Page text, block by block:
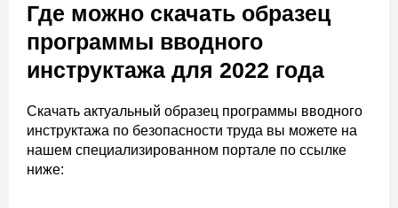
Где можно скачать образец
программы вводного
инструктажа для 2022 года
Скачать актуальный образец программы вводного
инструктажа по безопасности труда вы можете на
нашем специализированном портале по ссылке
ниже: